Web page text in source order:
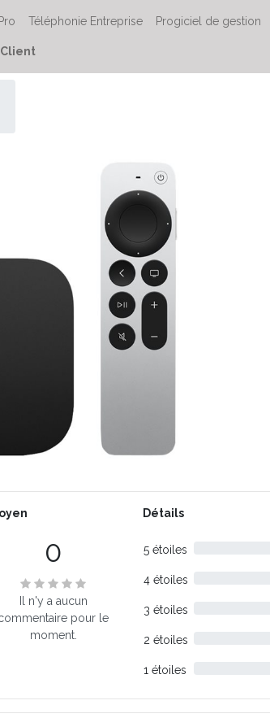
Téléphonie Entreprise Progiciel de gestion
0
Il n'y a aucun
pour le
moment.
Détails
5 étoiles
4 étoiles
3 étoiles
2 étoiles
1 étoiles